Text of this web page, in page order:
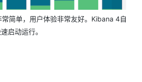
简单，用户体验非常友好。Kibana 4自
启动运行。